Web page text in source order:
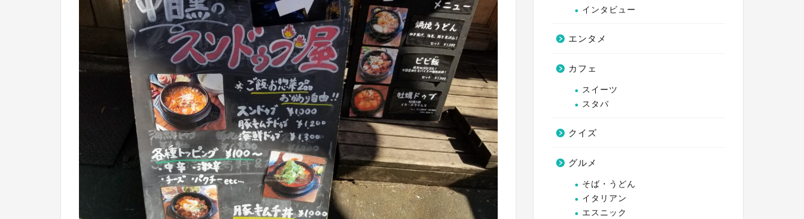
インタビュー
エンタメ
カフェ
スイーツ
スタバ
クイズ
グルメ
そば・うどん
イタリアン
エスニック